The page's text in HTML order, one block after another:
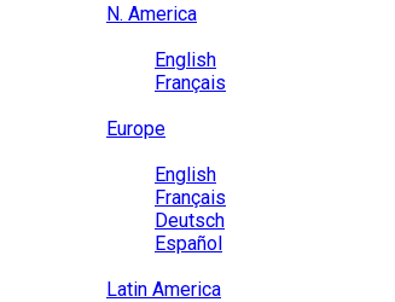
N. America
English
Français
Europe
English
Français
Deutsch
Español
Latin America